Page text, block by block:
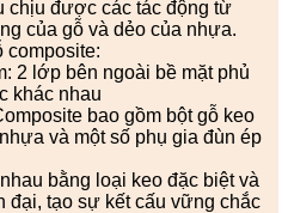
chịu được các tác động từ
của gỗ và dẻo của nhựa.
composite:
2 lớp bên ngoài bề mặt phủ
khác nhau
bao gồm bột gỗ keo
và một số phụ gia đùn ép
bằng loại keo đặc biệt và
đại, tạo sự kết cấu vững chắc